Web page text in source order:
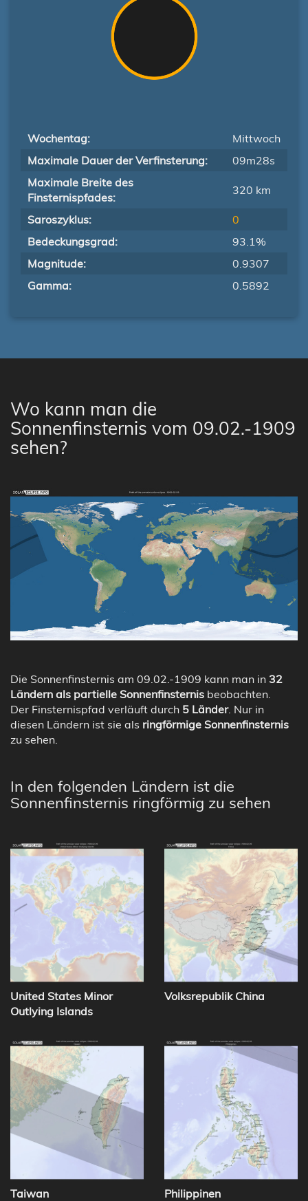
Wochentag:
Mittwoch
Maximale Dauer der Verfinsterung:
09m28s
Maximale Breite des
Finsternispfades:
320 km
Saroszyklus:
0
Bedeckungsgrad:
93.1%
Magnitude:
0.9307
Gamma:
0.5892
Wo kann man die
Sonnenfinsternis vom 09.02.-1909
sehen?
Die Sonnenfinsternis am 09.02.-1909 kann man in 32
Ländern als partielle Sonnenfinsternis beobachten.
Der Finsternispfad verläuft durch 5 Länder. Nur in
diesen Ländern ist sie als ringförmige Sonnenfinsternis
zu sehen.
In den folgenden Ländern ist die
Sonnenfinsternis ringförmig zu sehen
United States Minor
Outlying Islands
Volksrepublik China
Taiwan Philippinen